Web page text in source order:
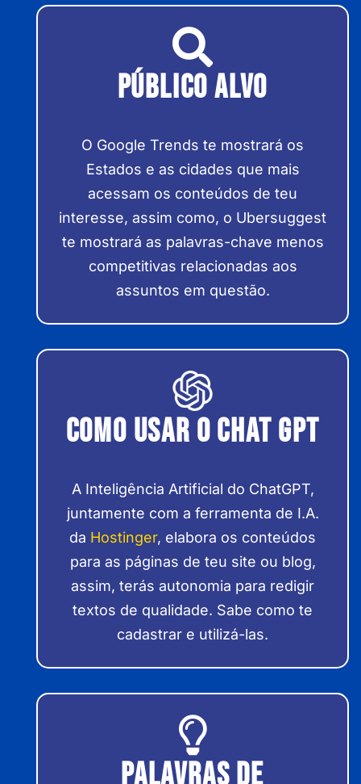
Público Alvo
O Google Trends te mostrará os
Estados e as cidades que mais
acessam os conteúdos de teu
interesse, assim como, o Ubersuggest
te mostrará as palavras-chave menos
competitivas relacionadas aos
assuntos em questão.
Como usar o chat gpt
A Inteligência Artificial do ChatGPT,
juntamente com a ferramenta de I.A.
da Hostinger, elabora os conteúdos
para as páginas de teu site ou blog,
assim, terás autonomia para redigir
textos de qualidade. Sabe como te
cadastrar e utilizá-las.
Palavras de